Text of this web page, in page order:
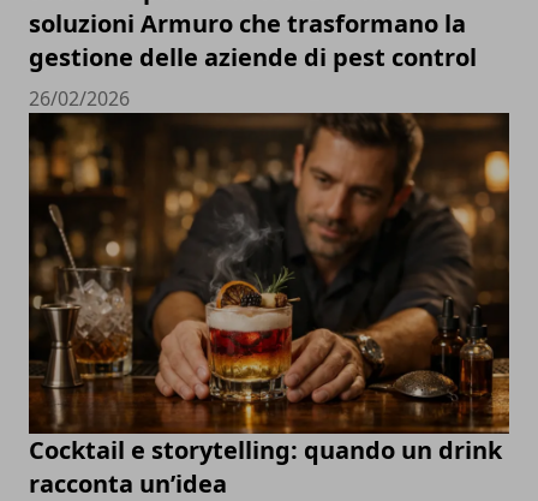
soluzioni Armuro che trasformano la
gestione delle aziende di pest control
26/02/2026
Cocktail e storytelling: quando un drink
racconta un’idea